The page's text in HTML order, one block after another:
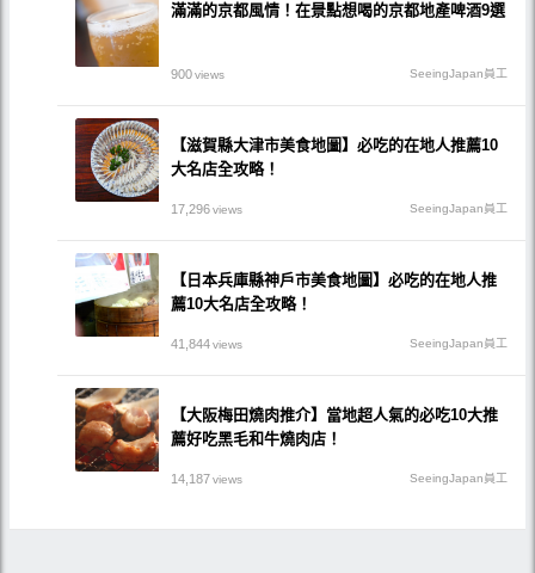
滿滿的京都風情！在景點想喝的京都地產啤酒9選
900views SeeingJapan員工
【滋賀縣大津市美食地圖】必吃的在地人推薦10
大名店全攻略！
17,296views SeeingJapan員工
【日本兵庫縣神戶市美食地圖】必吃的在地人推
薦10大名店全攻略！
41,844views SeeingJapan員工
【大阪梅田燒肉推介】當地超人氣的必吃10大推
薦好吃黑毛和牛燒肉店！
14,187views SeeingJapan員工